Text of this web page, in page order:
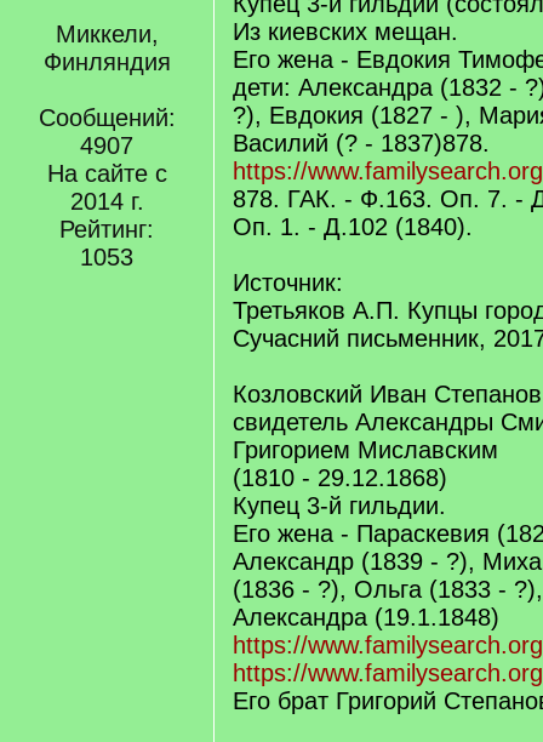
Миккели,
Финляндия
Сообщений:
4907
На сайте с
2014 г.
Рейтинг:
1053
Из киевских мещан.
Его жена - Евдокия
дети: Александра (1832 -
?), Евдокия (1827 - ),
Василий (? - 1837)878.
https://
878. ГАК. - Ф.163. Оп. 7. -
Оп. 1. - Д.102 (1840).
Источник:
Третьяков А.П. Купцы
Сучасний письменник,
Козловский Иван
свидетель Александры
Григорием Миславским
(1810 - 29.12.1868)
Купец 3-й гильдии.
Его жена - Параскевия
Александр (1839 - ?),
(1836 - ?), Ольга (1833 -
Александра (19.1.1848)
https://
https://
Его брат Григорий